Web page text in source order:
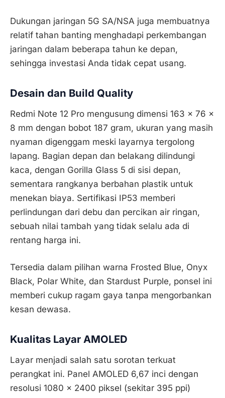
Dukungan jaringan 5G SA/NSA juga membuatnya
relatif tahan banting menghadapi perkembangan
jaringan dalam beberapa tahun ke depan,
sehingga investasi Anda tidak cepat usang.
Desain dan Build Quality
Redmi Note 12 Pro mengusung dimensi 163 x 76 x
8 mm dengan bobot 187 gram, ukuran yang masih
nyaman digenggam meski layarnya tergolong
lapang. Bagian depan dan belakang dilindungi
kaca, dengan Gorilla Glass 5 di sisi depan,
sementara rangkanya berbahan plastik untuk
menekan biaya. Sertifikasi IP53 memberi
perlindungan dari debu dan percikan air ringan,
sebuah nilai tambah yang tidak selalu ada di
rentang harga ini.
Tersedia dalam pilihan warna Frosted Blue, Onyx
Black, Polar White, dan Stardust Purple, ponsel ini
memberi cukup ragam gaya tanpa mengorbankan
kesan dewasa.
Kualitas Layar AMOLED
Layar menjadi salah satu sorotan terkuat
perangkat ini. Panel AMOLED 6,67 inci dengan
resolusi 1080 x 2400 piksel (sekitar 395 ppi)